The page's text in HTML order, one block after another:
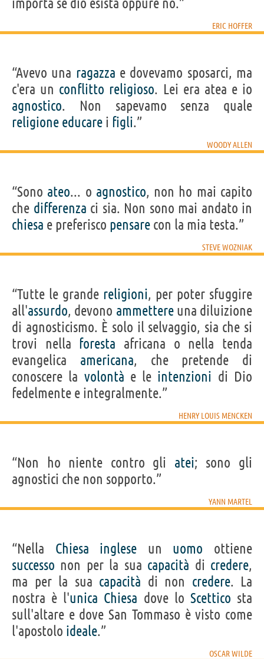
ERIC HOFFER
“Avevo una ragazza e dovevamo sposarci, ma
c'era un conflitto religioso. Lei era atea e io
agnostico. Non sapevamo senza quale
religione educare i figli.”
WOODY ALLEN
“Sono ateo... o agnostico, non ho mai capito
che differenza ci sia. Non sono mai andato in
chiesa e preferisco pensare con la mia testa.”
STEVE WOZNIAK
“Tutte le grande religioni, per poter sfuggire
all'assurdo, devono ammettereuna diluizione
di agnosticismo. È solo il selvaggio, sia che si
trovi nella foresta africana o nella tenda
evangelica americana, che pretende di
conoscere la volontà e le intenzioni di Dio
fedelmente e integralmente.”
HENRY LOUIS MENCKEN
“Non ho niente contro gli atei; sono gli
agnostici che non sopporto.”
YANN MARTEL
“Nella Chiesa inglese un uomo ottiene
successo non per la sua capacità di credere,
ma per la sua capacità di non credere. La
nostra è l'unica Chiesa dove lo Scettico sta
sull'altare e dove San Tommaso è visto come
l'apostolo ideale.”
OSCAR WILDE